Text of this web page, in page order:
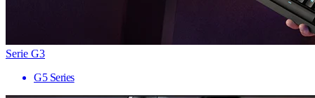
Serie G3
G5 Series